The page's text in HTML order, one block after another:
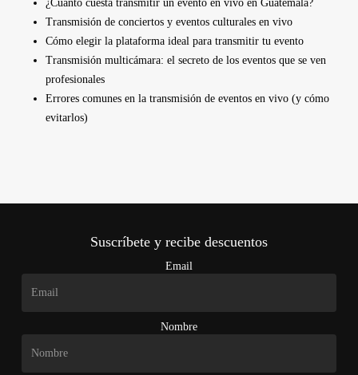
¿Cuánto cuesta transmitir un evento en vivo en Guatemala?
Transmisión de conciertos y eventos culturales en vivo
Cómo elegir la plataforma ideal para transmitir tu evento
Transmisión multicámara: el secreto de los eventos que se ven
profesionales
Errores comunes en la transmisión de eventos en vivo (y cómo
evitarlos)
Suscríbete y recibe descuentos
Email
Nombre